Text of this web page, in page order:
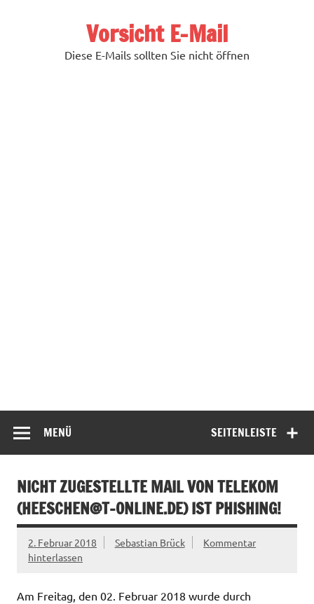
Vorsicht E-Mail
Diese E-Mails sollten Sie nicht öffnen
SEITENLEISTE
MENÜ
NICHT ZUGESTELLTE MAIL VON TELEKOM
(HEESCHEN@T-ONLINE.DE) IST PHISHING!
2. Februar 2018 Sebastian Brück
Kommentar
hinterlassen
Am Freitag, den 02. Februar 2018 wurde durch